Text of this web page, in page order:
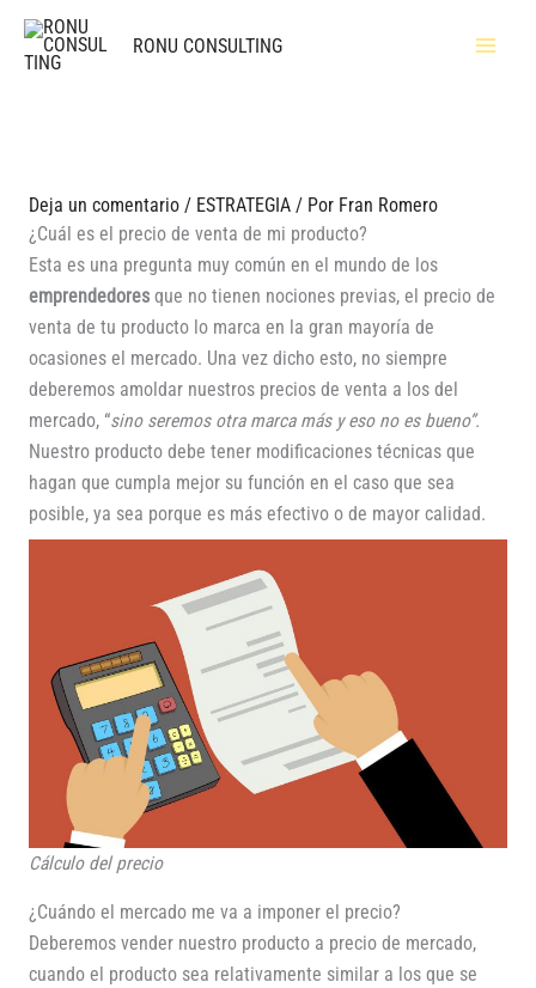
contenido
RONU CONSULTING
Deja un comentario / ESTRATEGIA/ Por Fran Romero
¿Cuál es el precio de venta de mi producto?
Esta es una pregunta muy común en el mundo de los
emprendedores que no tienen nociones previas, el precio de
venta de tu producto lo marca en la gran mayoría de
ocasiones el mercado. Una vez dicho esto, no siempre
deberemos amoldar nuestros precios de venta a los del
mercado, “sino seremos otra marca más y eso no es bueno”.
Nuestro producto debe tener modificaciones técnicas que
hagan que cumpla mejor su función en el caso que sea
posible, ya sea porque es más efectivo o de mayor calidad.
Cálculo del precio
¿Cuándo el mercado me va a imponer el precio?
Deberemos vender nuestro producto a precio de mercado,
cuando el producto sea relativamente similar a los que se